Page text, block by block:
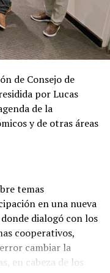
de Consejo de
por Lucas
de la
y de otras áreas
temas
en una nueva
dialogó con los
cooperativos,
cambiar la
en cabeza de los